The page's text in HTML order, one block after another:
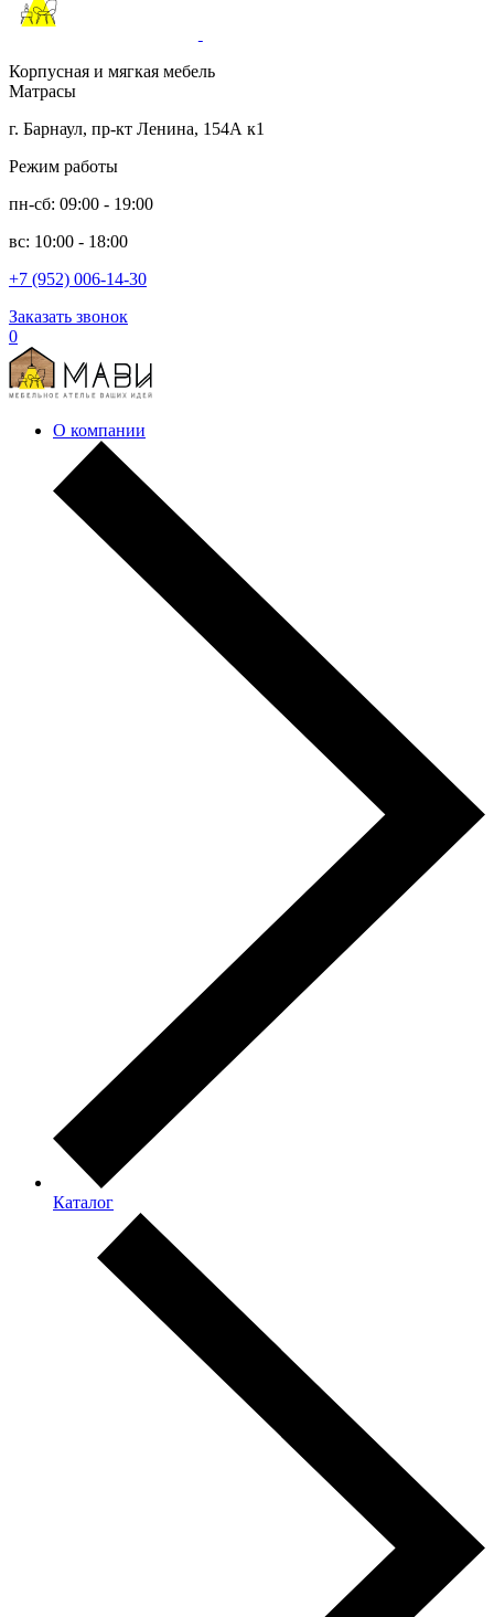
Корпусная и мягкая мебель
Матрасы
г. Барнаул, пр-кт Ленина, 154А к1
Режим работы
пн-сб: 09:00 - 19:00
вс: 10:00 - 18:00
+7 (952) 006-14-30
Заказать звонок
0
О компании
Каталог